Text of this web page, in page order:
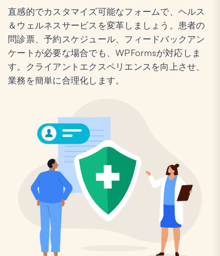
直感的でカスタマイズ可能なフォームで、ヘルス
＆ウェルネスサービスを変革しましょう。患者の
問診票、予約スケジュール、フィードバックアン
ケートが必要な場合でも、WPFormsが対応しま
す。クライアントエクスペリエンスを向上させ、
業務を簡単に合理化します。